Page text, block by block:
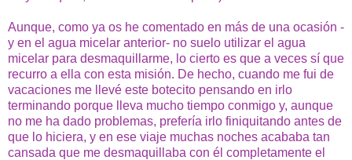
Aunque, como ya os he comentado en más de una ocasión -
y en el agua micelar anterior- no suelo utilizar el agua
micelar para desmaquillarme, lo cierto es que a veces sí que
recurro a ella con esta misión. De hecho, cuando me fui de
vacaciones me llevé este botecito pensando en irlo
terminando porque lleva mucho tiempo conmigo y, aunque
no me ha dado problemas, prefería irlo finiquitando antes de
que lo hiciera, y en ese viaje muchas noches acababa tan
cansada que me desmaquillaba con él completamente el